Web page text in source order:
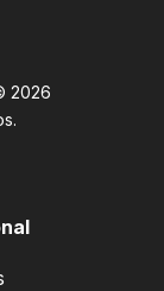
2026